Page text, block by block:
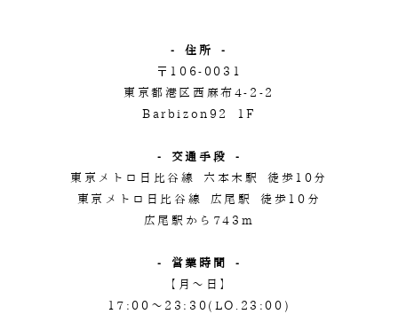
- 住所 -
〒106-0031
東京都港区西麻布4-2-2
Barbizon92 1F
- 交通手段 -
東京メトロ日比谷線 六本木駅 徒歩10分
東京メトロ日比谷線 広尾駅 徒歩10分
広尾駅から743m
- 営業時間 -
【月～日】
17:00～23:30(LO.23:00)